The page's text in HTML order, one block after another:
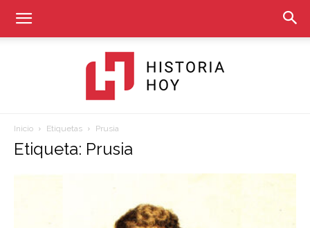
Inicio Etiquetas Prusia
Etiqueta: Prusia